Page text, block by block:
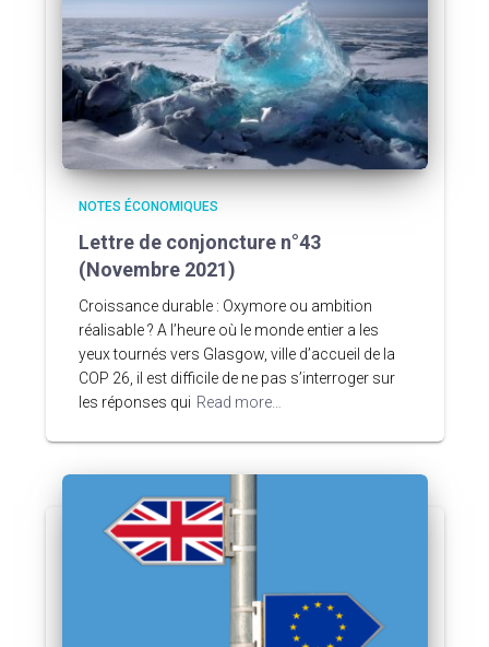
NOTES ÉCONOMIQUES
Lettre de conjoncture n°43
(Novembre 2021)
Croissance durable : Oxymore ou ambition
réalisable ? A l’heure où le monde entier a les
yeux tournés vers Glasgow, ville d’accueil de la
COP 26, il est difficile de ne pas s’interroger sur
les réponses qui Read more…